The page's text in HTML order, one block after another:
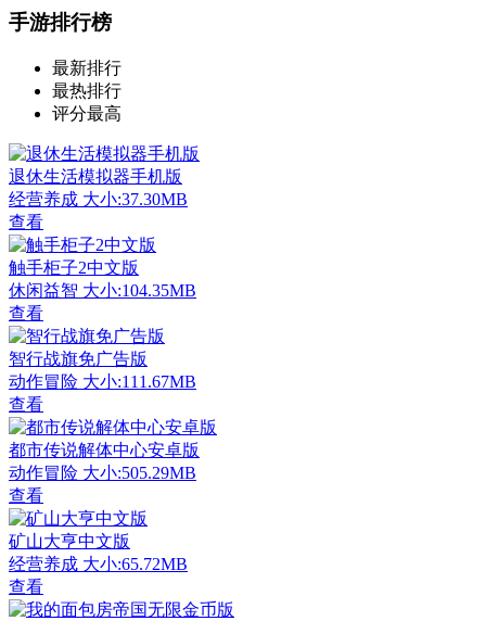
手游排行榜
最新排行
最热排行
评分最高
退休生活模拟器手机版
经营养成 大小:37.30MB
查看
触手柜子2中文版
休闲益智 大小:104.35MB
查看
智行战旗免广告版
动作冒险 大小:111.67MB
查看
都市传说解体中心安卓版
动作冒险 大小:505.29MB
查看
矿山大亨中文版
经营养成 大小:65.72MB
查看